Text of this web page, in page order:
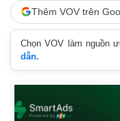
Thêm VOV trên
Chọn VOV làm nguồn
dẫn.